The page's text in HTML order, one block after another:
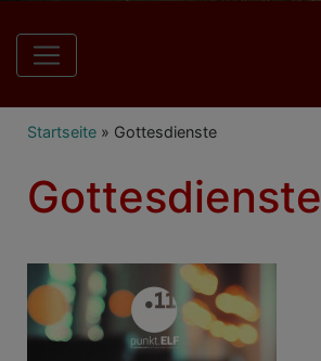
Hauptnavigation
Breadcrumb
Startseite Gottesdienste
Gottesdienste